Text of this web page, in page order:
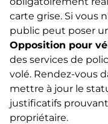
carte grise. Si vous
public peut poser
Opposition pour
des services de
volé. Rendez-vous
mettre à jour le
justificatifs
propriétaire.